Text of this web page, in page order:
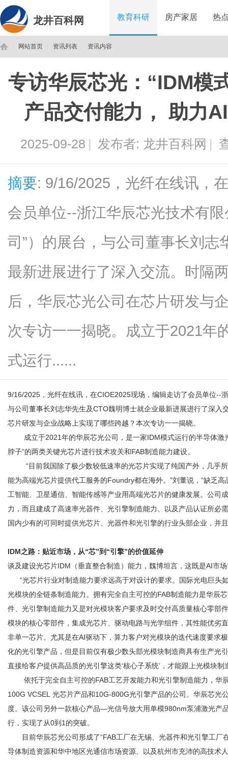
龙井百科网 教育科研 房产家居 热
网站首页
›
资讯列表
›
资讯内容
专访华辰芯光：“IDM模
产品交付能力， 助力
2025-09-28 | 发布者: 龙井百科网 |
摘要: 9/16/2025，光纤在线讯，
会员单位--浙江华辰芯光技术有
司”）的展台，与公司董事长刘
最新进展进行了深入交流。时隔
后，华辰芯光公司在芯片研发与
次专访一一揭晓。成立于2021年
式运行......
9/16/2025，光纤在线讯，在CIOE2025现场，编辑走访了会员单位--
与公司董事长刘志华先生及CTO魏明博士就企业最新进展进行了深
芯片研发与企业战略上实现了哪些跨越？本次专访一一揭晓。
成立于2021年的华辰芯光公司，是一家IDM模式运行的半导体激
脖子”的两类关键光芯片进行技术攻关和FAB制造能力建设。
“目前我国除了极少数较低速率的光芯片实现了纯国产外，几乎
能为高端光芯片提供代工服务的Foundry都在海外。”刘董说，“缺乏
工智能、卫星通信、智能传感等产业用高端光芯片的健康发展。公司
力，而且建成了高速率光器件、光引擎制造能力、以及产品认证所必
国内少有的可同时提供光芯片、光器件和光引擎的行业头部企业，并
IDM之路：贴近市场，从“芯”到“引擎”的价值延伸
谈及建设光芯片IDM（垂直整合制造）能力，魏博坦言，这既是AI市
“光芯片行业对制造能力要求远高于对设计的要求。国际光电巨头
光模块的全链条制造能力。拥有完全自主可控的FAB制造能力是华辰
件、光引擎制造能力又是对光模块客户要求及时交付高质量核心零部
模块的核心零部件，集成光芯片、驱动电路与光学组件，其性能优劣
非单一芯片。尤其是在AI驱动下，算力客户对光模块的迭代速度要求
化的光引擎产品，但是目前仅有极少数头部光模块制造商具有生产光
直接给客户提供高品质的光引擎这类‘核心子系统’，才能跟上光模块
依托于完全自主可控的FAB工艺开发能力和光引擎制造能力，华
100G VCSEL 光芯片产品和10G-800G光引擎产品的公司。华辰芯光
度。该公司另外一款核心产品—光信号放大用单模980nm泵浦激光产
行，实现了从0到1的突破。
目前华辰芯光公司形成了“FAB工厂在无锡、光器件和光引擎工厂
导体制造资源和华中地区光通信市场资源、以及杭州市充沛的高技术